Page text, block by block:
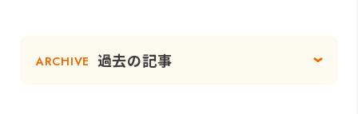
ARCHIVE 過去の記事